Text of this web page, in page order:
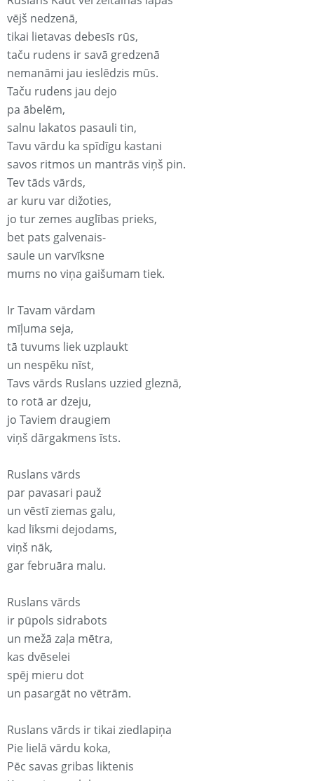
vējš nedzenā,
tikai lietavas debesīs rūs,
taču rudens ir savā gredzenā
nemanāmi jau ieslēdzis mūs.
Taču rudens jau dejo
pa ābelēm,
salnu lakatos pasauli tin,
Tavu vārdu ka spīdīgu kastani
savos ritmos un mantrās viņš pin.
Tev tāds vārds,
ar kuru var dižoties,
jo tur zemes auglības prieks,
bet pats galvenais-
saule un varvīksne
mums no viņa gaišumam tiek.
Ir Tavam vārdam
mīļuma seja,
tā tuvums liek uzplaukt
un nespēku nīst,
Tavs vārds Ruslans uzzied gleznā,
to rotā ar dzeju,
jo Taviem draugiem
viņš dārgakmens īsts.
Ruslans vārds
par pavasari pauž
un vēstī ziemas galu,
kad līksmi dejodams,
viņš nāk,
gar februāra malu.
Ruslans vārds
ir pūpols sidrabots
un mežā zaļa mētra,
kas dvēselei
spēj mieru dot
un pasargāt no vētrām.
Ruslans vārds ir tikai ziedlapiņa
Pie lielā vārdu koka,
Pēc savas gribas liktenis